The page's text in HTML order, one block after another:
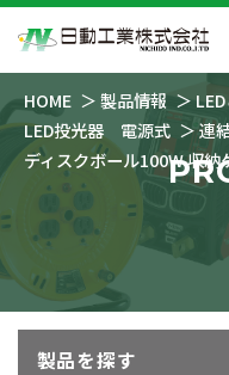
HOME 製品情報
LED投光器 電源式
連
ディスクボール100W 収納
製品を探す